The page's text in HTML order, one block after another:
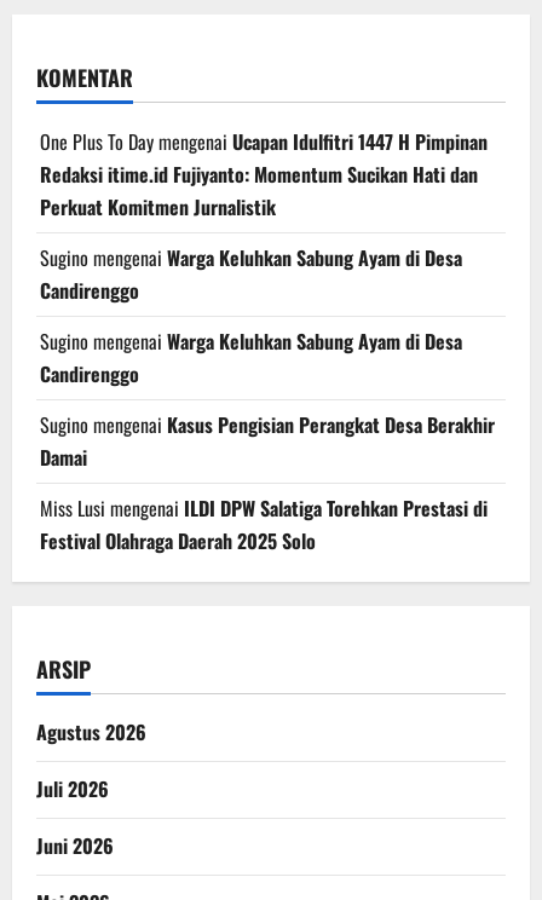
KOMENTAR
One Plus To Daymengenai Ucapan Idulfitri 1447 H Pimpinan
Redaksi itime.id Fujiyanto: Momentum Sucikan Hati dan
Perkuat Komitmen Jurnalistik
Sugino mengenai Warga Keluhkan Sabung Ayam di Desa
Candirenggo
Sugino mengenai Warga Keluhkan Sabung Ayam di Desa
Candirenggo
Sugino mengenai Kasus Pengisian Perangkat Desa Berakhir
Damai
Miss Lusi mengenai ILDI DPW Salatiga Torehkan Prestasi di
Festival Olahraga Daerah 2025 Solo
ARSIP
Agustus 2026
Juli 2026
Juni 2026